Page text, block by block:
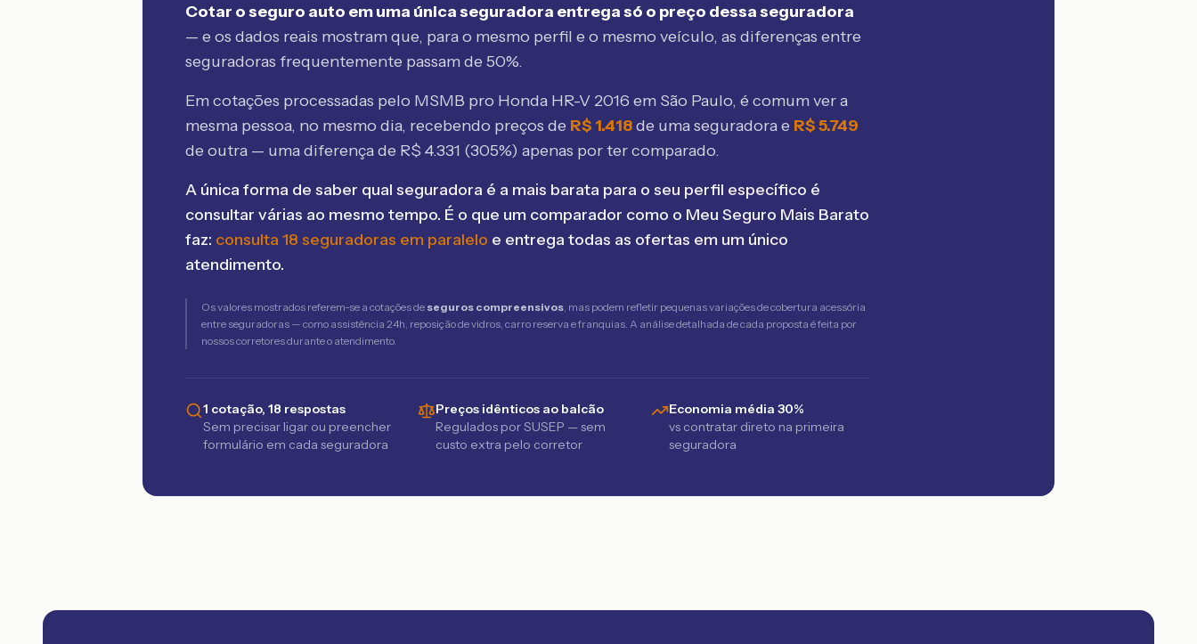
Cotar o seguro auto em uma única seguradora entrega só o preço dessa seguradora
— e os dados reais mostram que, para o mesmo perfil e o mesmo veículo, as diferenças entre
seguradoras frequentemente passam de 50%.
Em cotações processadas pelo MSMB pro Honda HR-V 2016 em São Paulo, é comum ver a
mesma pessoa, no mesmo dia, recebendo preços de R$ 1.418de uma seguradora e R$5.749
de outra — uma diferença de R$ 4.331 (305%) apenas por ter comparado.
A única forma de saber qual seguradora é a mais barata para o seu perfil específico é
consultar várias ao mesmo tempo. É o que um comparador como o Meu Seguro Mais Barato
faz: consulta 18 seguradoras em paralelo e entrega todas as ofertas em um único
atendimento.
Os valores mostrados referem-se a cotações de seguros compreensivos, mas podem refletir pequenas variações de cobertura acessória
entre seguradoras — como assistência 24h, reposição de vidros, carro reserva e franquias. A análise detalhada de cada proposta é feita por
nossos corretores durante o atendimento.
1 cotação, 18 respostas
Sem precisar ligar ou preencher
formulário em cada seguradora
Preços idênticos ao balcão
Regulados por SUSEP — sem
custo extra pelo corretor
Economia média 30%
vs contratar direto na primeira
seguradora